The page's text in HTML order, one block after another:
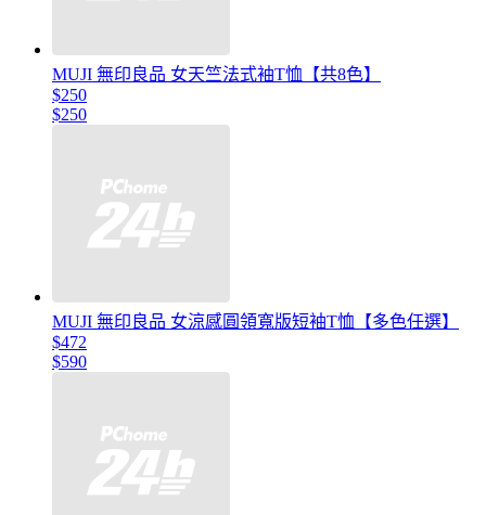
MUJI 無印良品 女天竺法式袖T恤【共8色】
$250
$250
MUJI 無印良品 女涼感圓領寬版短袖T恤【多色任選】
$472
$590